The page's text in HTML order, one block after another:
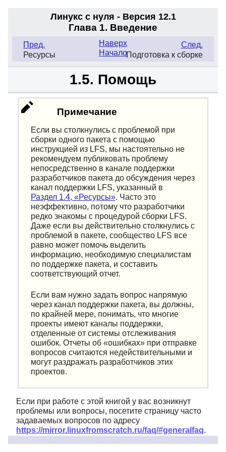
Линукс с нуля - Версия 12.1
Глава 1. Введение
Пред.
Ресурсы
След.
Подготовка к сборке
Наверх
Начало
1.5. Помощь
Примечание
Если вы столкнулись с проблемой при
сборки одного пакета с помощью
инструкцией из LFS, мы настоятельно не
рекомендуем публиковать проблему
непосредственно в канале поддержки
разработчиков пакета до обсуждения через
канал поддержки LFS, указанный в
Раздел 1.4, «Ресурсы». Часто это
неэффективно, потому что разработчики
редко знакомы с процедурой сборки LFS.
Даже если вы действительно столкнулись с
проблемой в пакете, сообщество LFS все
равно может помочь выделить
информацию, необходимую специалистам
по поддержке пакета, и составить
соответствующий отчет.
Если вам нужно задать вопрос напрямую
через канал поддержки пакета, вы должны,
по крайней мере, понимать, что многие
проекты имеют каналы поддержки,
отделенные от системы отслеживания
ошибок. Отчеты об «ошибках»при отправке
вопросов считаются недействительными и
могут раздражать разработчиков этих
проектов.
Если при работе с этой книгой у вас возникнут
проблемы или вопросы, посетите страницу часто
задаваемых вопросов по адресу
https://mirror.linuxfromscratch.ru/faq/#generalfaq.